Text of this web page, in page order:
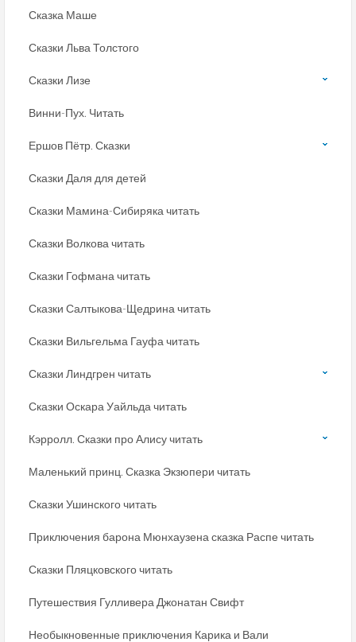
Сказка Маше
Сказки Льва Толстого
Сказки Лизе
Винни-Пух. Читать
Ершов Пётр. Сказки
Сказки Даля для детей
Сказки Мамина-Сибиряка читать
Сказки Волкова читать
Сказки Гофмана читать
Сказки Салтыкова-Щедрина читать
Сказки Вильгельма Гауфа читать
Сказки Линдгрен читать
Сказки Оскара Уайльда читать
Кэрролл. Сказки про Алису читать
Маленький принц. Сказка Экзюпери читать
Сказки Ушинского читать
Приключения барона Мюнхаузена сказка Распе читать
Сказки Пляцковского читать
Путешествия Гулливера Джонатан Свифт
Необыкновенные приключения Карика и Вали